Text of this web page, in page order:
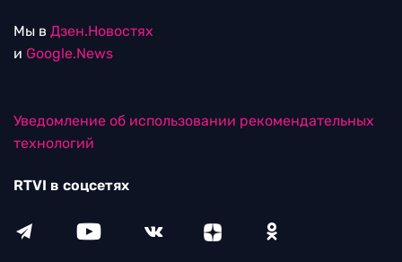
Мы в Дзен.Новостях
и Google.News
Уведомление об использовании рекомендательных
технологий
RTVI в соцсетях